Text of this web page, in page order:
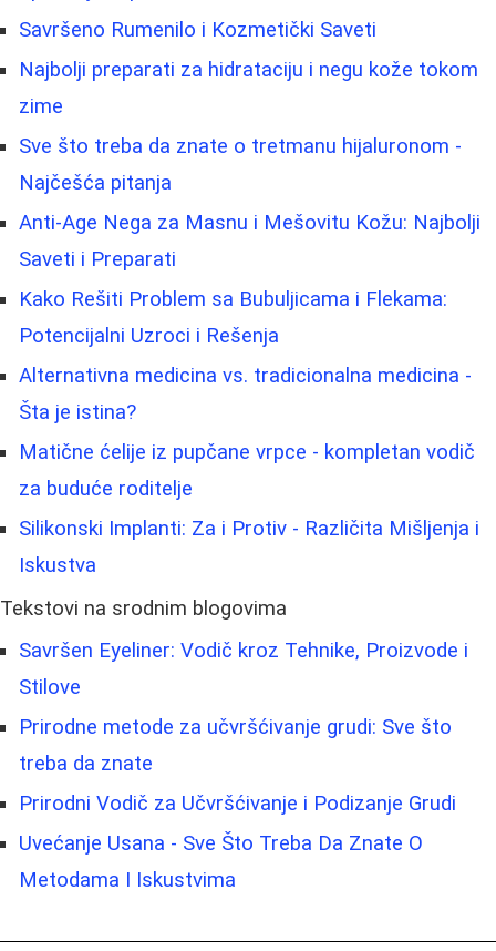
Savršeno Rumenilo i Kozmetički Saveti
Najbolji preparati za hidrataciju i negu kože tokom
zime
Sve što treba da znate o tretmanu hijaluronom -
Najčešća pitanja
Anti-Age Nega za Masnu i Mešovitu Kožu: Najbolji
Saveti i Preparati
Kako Rešiti Problem sa Bubuljicama i Flekama:
Potencijalni Uzroci i Rešenja
Alternativna medicina vs. tradicionalna medicina -
Šta je istina?
Matične ćelije iz pupčane vrpce - kompletan vodič
za buduće roditelje
Silikonski Implanti: Za i Protiv - Različita Mišljenja i
Iskustva
Tekstovi na srodnim blogovima
Savršen Eyeliner: Vodič kroz Tehnike, Proizvode i
Stilove
Prirodne metode za učvršćivanje grudi: Sve što
treba da znate
Prirodni Vodič za Učvršćivanje i Podizanje Grudi
Uvećanje Usana - Sve Što Treba Da Znate O
Metodama I Iskustvima